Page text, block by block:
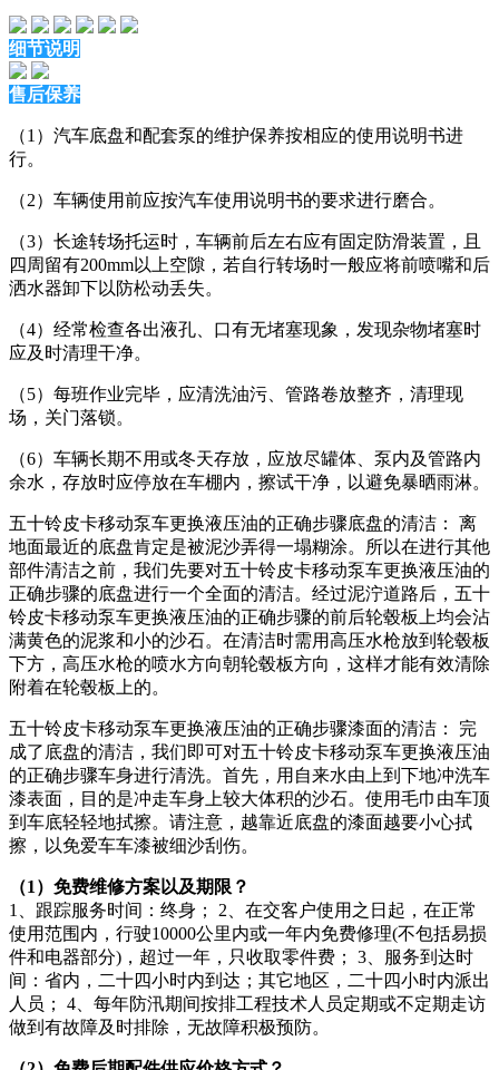
细节说明
售后保养
（1）汽车底盘和配套泵的维护保养按相应的使用说明书进
行。
（2）车辆使用前应按汽车使用说明书的要求进行磨合。
（3）长途转场托运时，车辆前后左右应有固定防滑装置，且
四周留有200mm以上空隙，若自行转场时一般应将前喷嘴和后
洒水器卸下以防松动丢失。
（4）经常检查各出液孔、口有无堵塞现象，发现杂物堵塞时
应及时清理干净。
（5）每班作业完毕，应清洗油污、管路卷放整齐，清理现
场，关门落锁。
（6）车辆长期不用或冬天存放，应放尽罐体、泵内及管路内
余水，存放时应停放在车棚内，擦试干净，以避免暴晒雨淋。
五十铃皮卡移动泵车更换液压油的正确步骤底盘的清洁： 离
地面最近的底盘肯定是被泥沙弄得一塌糊涂。所以在进行其他
部件清洁之前，我们先要对五十铃皮卡移动泵车更换液压油的
正确步骤的底盘进行一个全面的清洁。经过泥泞道路后，五十
铃皮卡移动泵车更换液压油的正确步骤的前后轮毂板上均会沾
满黄色的泥浆和小的沙石。在清洁时需用高压水枪放到轮毂板
下方，高压水枪的喷水方向朝轮毂板方向，这样才能有效清除
附着在轮毂板上的。
五十铃皮卡移动泵车更换液压油的正确步骤漆面的清洁： 完
成了底盘的清洁，我们即可对五十铃皮卡移动泵车更换液压油
的正确步骤车身进行清洗。首先，用自来水由上到下地冲洗车
漆表面，目的是冲走车身上较大体积的沙石。使用毛巾由车顶
到车底轻轻地拭擦。请注意，越靠近底盘的漆面越要小心拭
擦，以免爱车车漆被细沙刮伤。
（1）免费维修方案以及期限？
1、跟踪服务时间：终身； 2、在交客户使用之日起，在正常
使用范围内，行驶10000公里内或一年内免费修理(不包括易损
件和电器部分)，超过一年，只收取零件费； 3、服务到达时
间：省内，二十四小时内到达；其它地区，二十四小时内派出
人员； 4、每年防汛期间按排工程技术人员定期或不定期走访
做到有故障及时排除，无故障积极预防。